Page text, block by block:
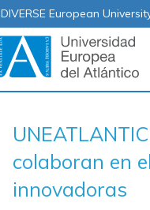
DIVERSE European
colaboran en
innovadoras